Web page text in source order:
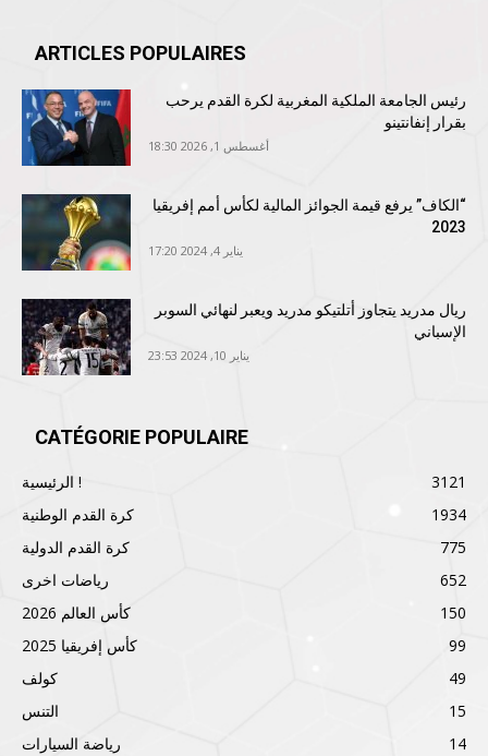
ARTICLES POPULAIRES
رئيس الجامعة الملكية المغربية لكرة القدم يرحب
بقرار إنفانتينو
أغسطس 1, 2026 18:30
“الكاف” يرفع قيمة الجوائز المالية لكأس أمم إفريقيا
2023
يناير 4, 2024 17:20
ريال مدريد يتجاوز أتلتيكو مدريد ويعبر لنهائي السوبر
الإسباني
يناير 10, 2024 23:53
CATÉGORIE POPULAIRE
الرئيسية !
3121
كرة القدم الوطنية
1934
كرة القدم الدولية
775
رياضات اخرى
652
كأس العالم 2026
150
كأس إفريقيا 2025
99
كولف
49
التنس
15
رياضة السيارات
14